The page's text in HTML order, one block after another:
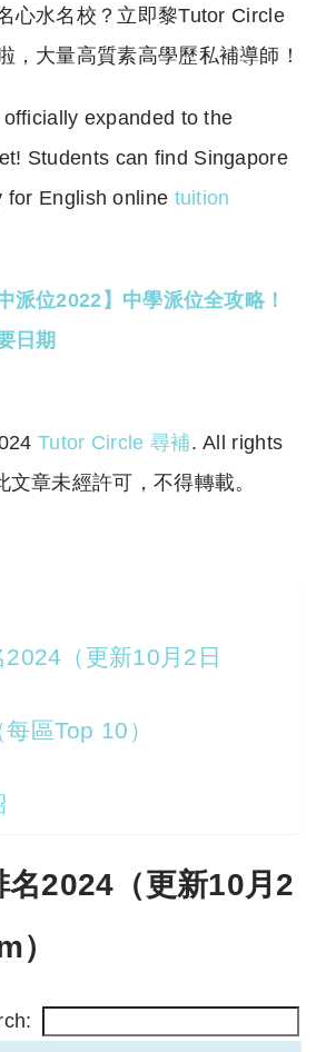
心水名校？立即黎Tutor Circle
，大量高質素高學歷私補導師！
expanded to the
Students can find Singapore
for English online tuition
派位2022】中學派位全攻略！
日期
Tutor Circle 尋補. All rights
文章未經許可，不得轉載。
（更新10月2日
區Top 10）
名2024（更新10月2
）